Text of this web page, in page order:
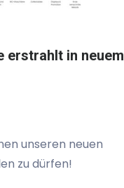
erstrahlt in neuem
unseren neuen
zu dürfen!